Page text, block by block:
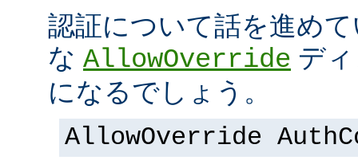
認証について話を進め
な AllowOverride デ
になるでしょう。
AllowOverride